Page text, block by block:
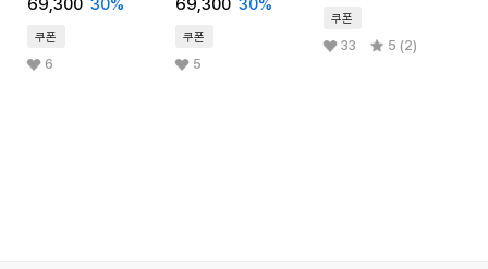
69,300 30%
쿠폰
6
69,300 30%
쿠폰
5
쿠폰
33 5 (2)